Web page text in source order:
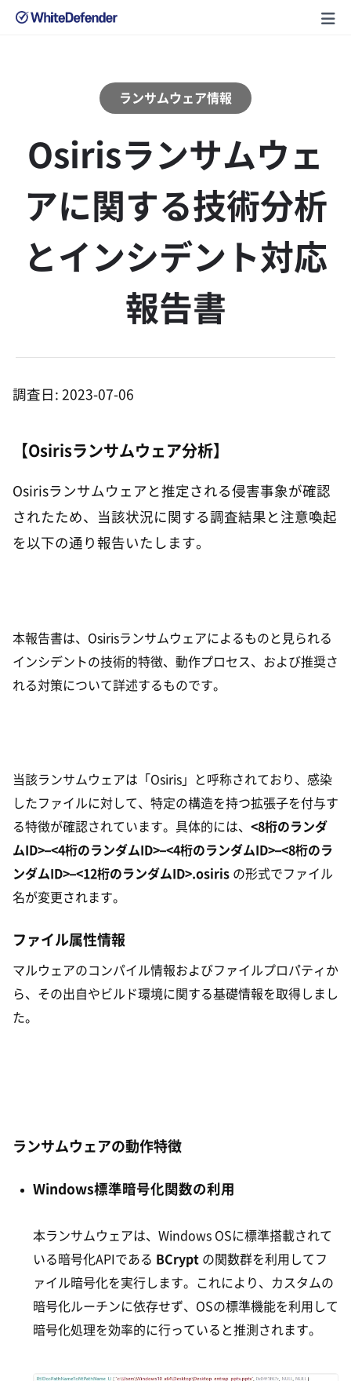
ランサムウェア情報
Osirisランサムウェ
アに関する技術分析
とインシデント対応
報告書
調査日: 2023-07-06
【Osirisランサムウェア分析】
Osirisランサムウェアと推定される侵害事象が確認
されたため、当該状況に関する調査結果と注意喚起
を以下の通り報告いたします。
本報告書は、Osirisランサムウェアによるものと見られる
インシデントの技術的特徴、動作プロセス、および推奨さ
れる対策について詳述するものです。
当該ランサムウェアは「Osiris」と呼称されており、感染
したファイルに対して、特定の構造を持つ拡張子を付与す
る特徴が確認されています。具体的には、 <8桁のランダ
ムID>–<4桁のランダムID>–<4桁のランダムID>–<8桁のラ
ンダムID>–<12桁のランダムID>.osiris の形式でファイル
名が変更されます。
ファイル属性情報
マルウェアのコンパイル情報およびファイルプロパティか
ら、その出自やビルド環境に関する基礎情報を取得しまし
た。
ランサムウェアの動作特徴
Windows標準暗号化関数の利用
本ランサムウェアは、Windows OSに標準搭載されて
いる暗号化APIである BCryptの関数群を利用してフ
ァイル暗号化を実行します。これにより、カスタムの
暗号化ルーチンに依存せず、OSの標準機能を利用して
暗号化処理を効率的に行っていると推測されます。